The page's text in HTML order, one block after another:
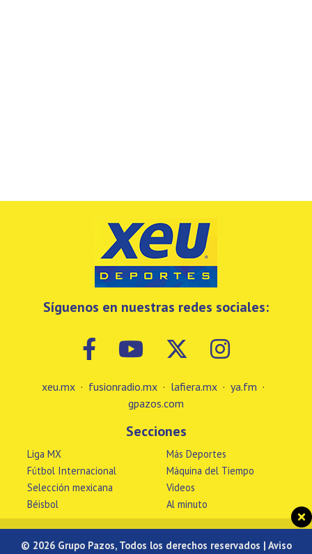
Síguenos en nuestras redes sociales:
xeu.mx · fusionradio.mx · lafiera.mx · ya.fm ·
gpazos.com
Secciones
Liga MX
Fútbol Internacional
Selección mexicana
Béisbol
Más Deportes
Máquina del Tiempo
Videos
Al minuto
© 2026 Grupo Pazos, Todos los derechos reservados | Aviso